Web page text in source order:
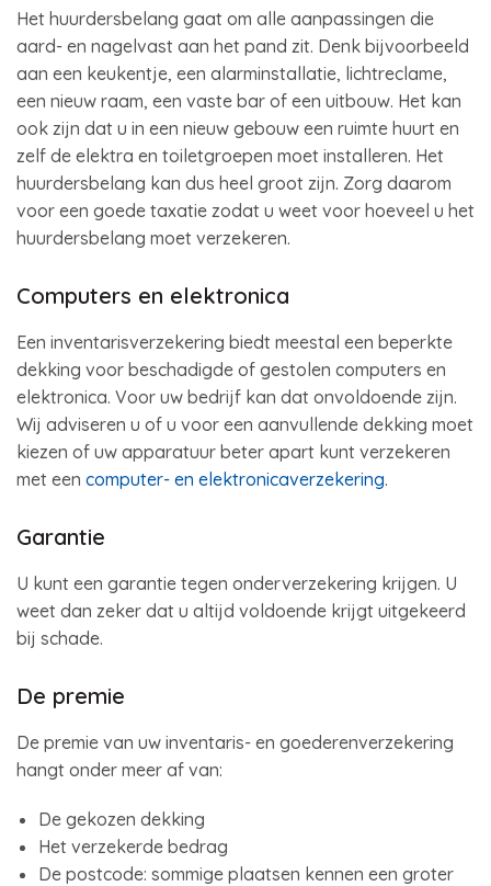
Het huurdersbelang gaat om alle aanpassingen die
aard- en nagelvast aan het pand zit. Denk bijvoorbeeld
aan een keukentje, een alarminstallatie, lichtreclame,
een nieuw raam, een vaste bar of een uitbouw. Het kan
ook zijn dat u in een nieuw gebouw een ruimte huurt en
zelf de elektra en toiletgroepen moet installeren. Het
huurdersbelang kan dus heel groot zijn. Zorg daarom
voor een goede taxatie zodat u weet voor hoeveel u het
huurdersbelang moet verzekeren.
Computers en elektronica
Een inventarisverzekering biedt meestal een beperkte
dekking voor beschadigde of gestolen computers en
elektronica. Voor uw bedrijf kan dat onvoldoende zijn.
Wij adviseren u of u voor een aanvullende dekking moet
kiezen of uw apparatuur beter apart kunt verzekeren
met een computer- en elektronicaverzekering.
Garantie
U kunt een garantie tegen onderverzekering krijgen. U
weet dan zeker dat u altijd voldoende krijgt uitgekeerd
bij schade.
De premie
De premie van uw inventaris- en goederenverzekering
hangt onder meer af van:
De gekozen dekking
Het verzekerde bedrag
De postcode: sommige plaatsen kennen een groter